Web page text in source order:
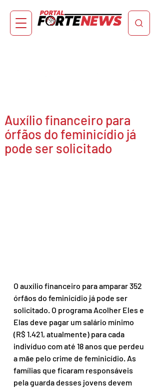
Auxílio financeiro para
órfãos do feminicídio já
pode ser solicitado
O auxílio financeiro para amparar 352
órfãos do feminicídio já pode ser
solicitado. O programa Acolher Eles e
Elas deve pagar um salário mínimo
(R$ 1.421, atualmente) para cada
indivíduo com até 18 anos que perdeu
a mãe pelo crime de feminicídio. As
famílias que ficaram responsáveis
pela guarda desses jovens devem